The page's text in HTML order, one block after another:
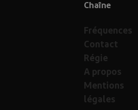
Chaîne
Fréquences
Contact
Régie
A propos
Mentions
légales